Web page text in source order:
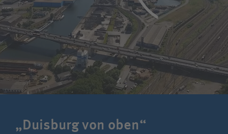
„Duisburg von oben“